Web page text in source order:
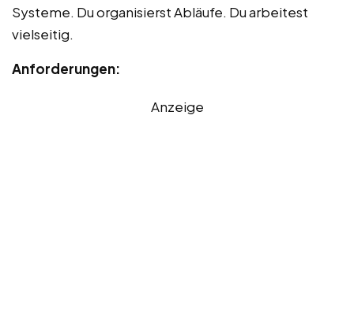
Systeme. Du organisierst Abläufe. Du arbeitest
vielseitig.
Anforderungen:
Anzeige